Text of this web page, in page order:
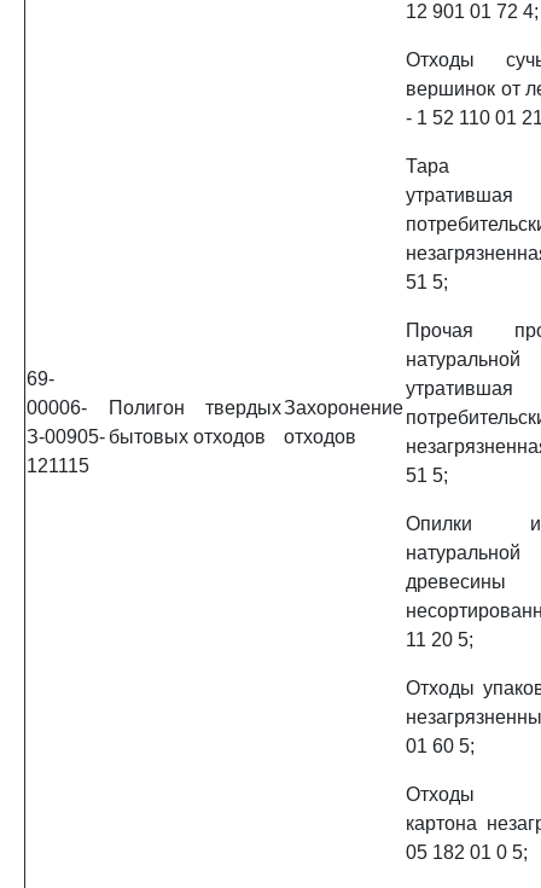
69-
00006-
З-00905-
121115
Полигон твердых
бытовых отходов
Захоронение
отходов
12 901 01 72 4;
Отходы
вершинок от
- 1 52 110 01
Тара
утратившая
51 5;
Прочая
утратившая
51 5;
Опилки
древесины
11 20 5;
Отходы
01 60 5;
Отходы
картона
05 182 01 0 5;